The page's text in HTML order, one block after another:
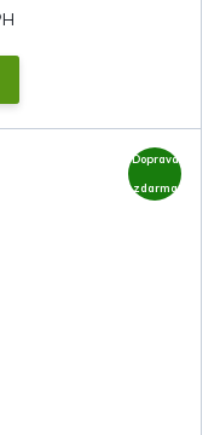
Doprava
zdarma